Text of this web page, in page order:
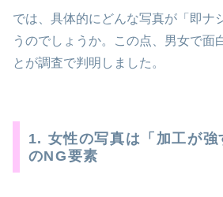
では、具体的にどんな写真が「即ナ
うのでしょうか。この点、男女で面
とが調査で判明しました。
1. 女性の写真は「加工が強
のNG要素